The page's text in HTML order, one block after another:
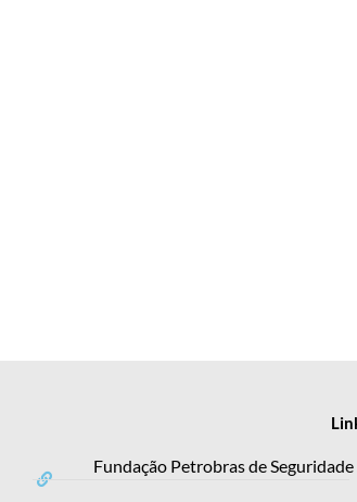
Fundação Petrobras de Seguridade